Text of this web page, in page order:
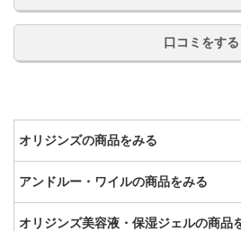
口コミをする
オリジンズの商品をみる
アンドルー・ワイルの商品をみる
オリジンズ美容液・保湿ジェルの商品